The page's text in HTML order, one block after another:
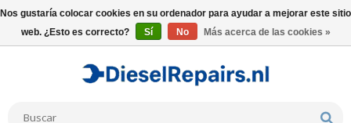
Nos gustaría colocar cookies en su ordenador para ayudar a mejorar este sitio
web. ¿Esto es correcto?
Sí No Más acerca de las cookies »